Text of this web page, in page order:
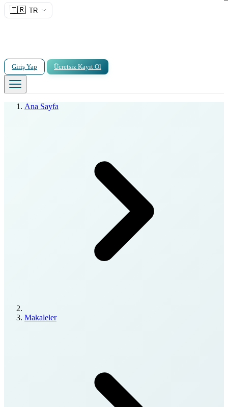
🇹🇷 TR
Giriş Yap Ücretsiz Kayıt Ol
Ana Sayfa
Makaleler